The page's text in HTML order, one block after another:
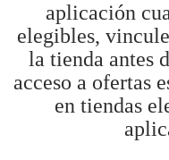
aplicación
elegibles,
la tienda antes
acceso a ofertas
en tiendas